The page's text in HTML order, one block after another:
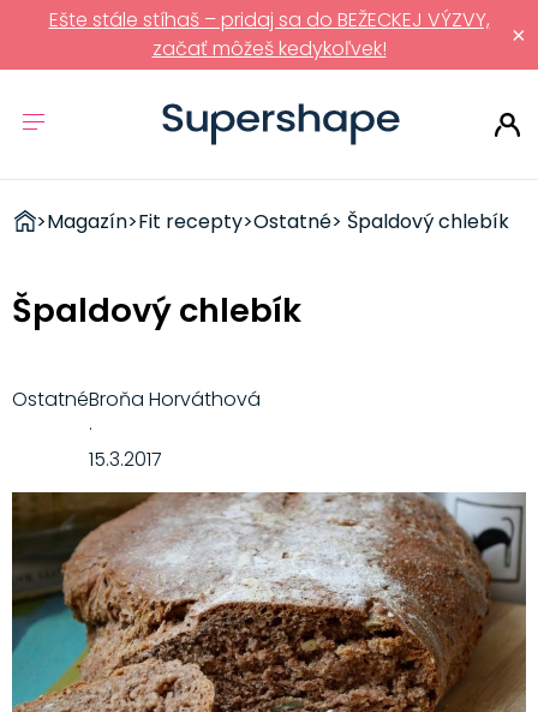
×
Ešte stále stíhaš – pridaj sa do BEŽECKEJ VÝZVY,
začať môžeš kedykoľvek!
ZDRAVÉ
>Magazín>Fit recepty>Ostatné> Špaldový chlebík
Špaldový chlebík
OstatnéBroňa Horváthová
·
15.3.2017